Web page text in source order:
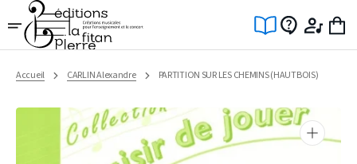
Ignorer
et
passer
au
Accueil CARLIN Alexandre PARTITION SUR LES CHEMINS (HAUTBOIS)